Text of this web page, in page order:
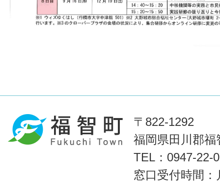
〒822-1292
福岡県田川郡福
TEL：0947-22-
窓口受付時間